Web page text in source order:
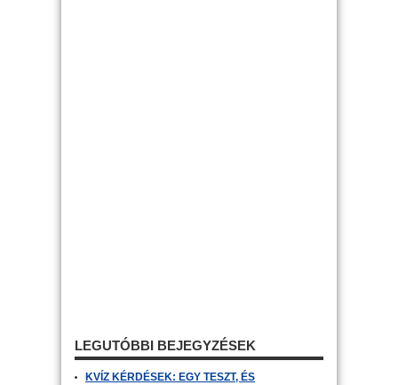
LEGUTÓBBI BEJEGYZÉSEK
KVÍZ KÉRDÉSEK: EGY TESZT, ÉS